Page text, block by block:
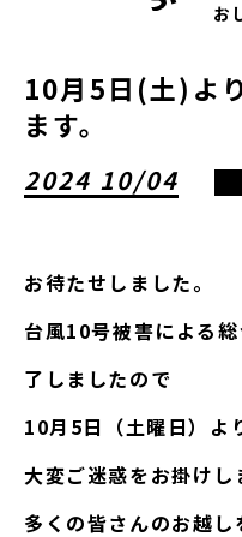
お
10月5日(土)よ
ます。
2024 10/04
お待たせしました。
台風10号被害による
了しましたので
10月5日（土曜日）よ
大変ご迷惑をお掛けし
多くの皆さんのお越し